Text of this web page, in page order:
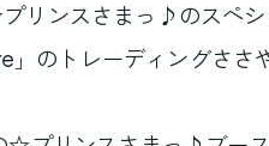
リンスさまっ♪のスペシ
」のトレーディングささ